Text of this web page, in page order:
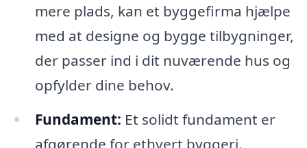
mere plads, kan et byggefirma hjælpe
med at designe og bygge tilbygninger,
der passer ind i dit nuværende hus og
opfylder dine behov.
Fundament: Et solidt fundament er
afgørende for ethvert byggeri.